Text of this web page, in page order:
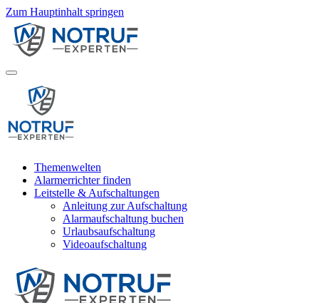
Zum Hauptinhalt springen
Themenwelten
Alarmerrichter finden
Leitstelle & Aufschaltungen
Anleitung zur Aufschaltung
Alarmaufschaltung buchen
Urlaubsaufschaltung
Videoaufschaltung